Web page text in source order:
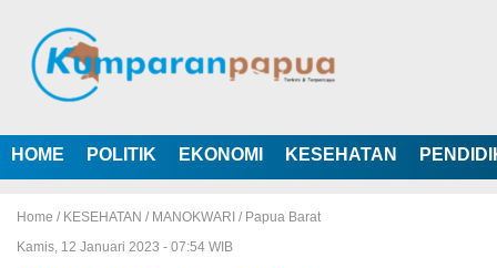
HOME POLITIK EKONOMI KESEHATAN
Home / KESEHATAN / MANOKWARI / Papua Barat
Kamis, 12 Januari 2023 - 07:54 WIB